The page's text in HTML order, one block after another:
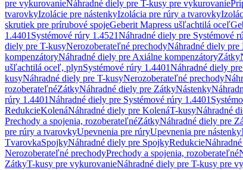
pre vykurovanieNáhradné diely pre T-kusy pre vykurovanie
tvarovkyIzolácie pre nástenkyIzolácia pre rúry a tvarovky
skrutiek pre prírubové spojeGeberit Mapress ušľachtilá oceľ
1.4401 Systémové rúry 1.4521Náhradné diely pre Systémové
diely pre T-kusyNerozoberateľné prechodyNáhradné diely pre
kompenzátoryNáhradné diely pre Axiálne kompenzátoryZátky
ušľachtilá oceľ, plynSystémové rúry 1.4401Náhradné diely
kusyNáhradné diely pre T-kusyNerozoberateľné prechody
rozoberateľnéZátkyNáhradné diely pre ZátkyNástenky
rúry 1.4401Náhradné diely pre Systémové rúry 1.4401
RedukcieKolenáNáhradné diely pre KolenáT-kusyNáhradné
Prechody a spojenia, rozoberateľnéZátkyNáhradné diely pre
pre rúry a tvarovkyUpevnenia pre rúryUpevnenia pre nástenky
TvarovkaSpojkyNáhradné diely pre SpojkyRedukcie
Nerozoberateľné prechodyPrechody a spojenia, rozoberateľné
ZátkyT-kusy pre vykurovanieNáhradné diely pre T-kusy pre